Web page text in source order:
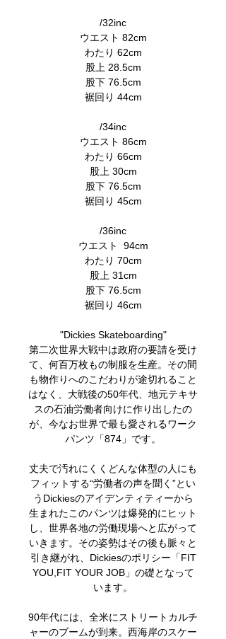
/32inc
ウエスト 82cm
わたり 62cm
股上 28.5cm
股下 76.5cm
裾回り 44cm
/34inc
ウエスト 86cm
わたり 66cm
股上 30cm
股下 76.5cm
裾回り 45cm
/36inc
ウエスト 94cm
わたり 70cm
股上 31cm
股下 76.5cm
裾回り 46cm
"Dickies Skateboarding"
第二次世界大戦中は政府の要請を受け
て、何百万枚もの制服を生産。その間
も物作りへのこだわりが途切れること
はなく、大戦後の50年代、地元テキサ
スの石油労働者向けに作り出したの
が、今なお世界で最も愛されるワーク
パンツ「874」です。
丈夫で汚れにくくどんな体型の人にも
フィットする“労働者の声を聞く”とい
うDickiesのアイデンティティーから
生まれたこのパンツは爆発的にヒット
し、世界各地の労働現場へと広がって
いきます。その姿勢はその後も脈々と
引き継がれ、Dickiesのポリシー「FIT
YOU,FIT YOUR JOB」の礎となって
います。
90年代には、全米にストリートカルチ
ャーのブームが到来。西海岸のスケー